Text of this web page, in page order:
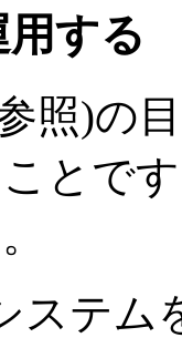
する
照)の
とで
ステム